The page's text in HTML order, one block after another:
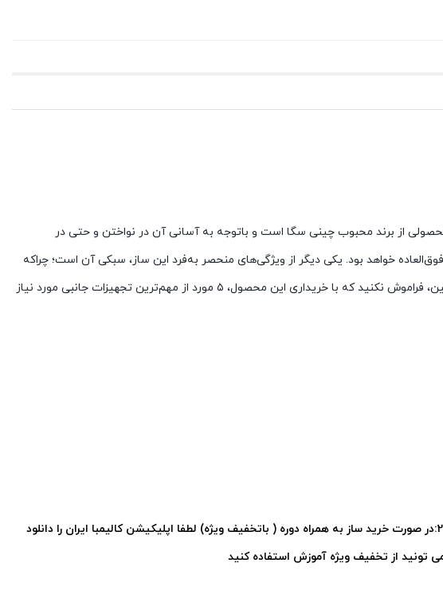
۱۶ سیم فلزی یا کیفیتی بی‌مانند است. این ساز، محصولی از برند محبوب چینی سگا است و باتوجه به آسانی آن در نواختن و حتی در
خواهد بود. یکی دیگر از ویژگی‌های منحصر به‌فرد این ساز، سبکی آن است؛ چراکه
بسیاری از افراد علاقه‌ای به نگه‌داشتن سازهای سنگین برای طولانی مدت ندارند اما این مشکل با چنگ رومی به‌کل حل می‌شود. همچنین، فراموش نکنید که با خریداری این محصول، ۵ مورد از مهم‌ترین تجهیزات جانبی مورد نیاز
نکته 2:در صورت خرید ساز به همراه دوره ( باتخفیف ویژه) لطفا اپلیکیشن کالیمبا ایران را دانلود
تونید از تخفیف ویژه آموزش استفاده کنید